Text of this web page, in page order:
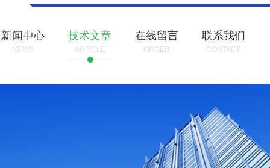
新闻中心
NEWS
技术文章
ARTICLE
在线留言
ORDER
联系我们
CONTACT